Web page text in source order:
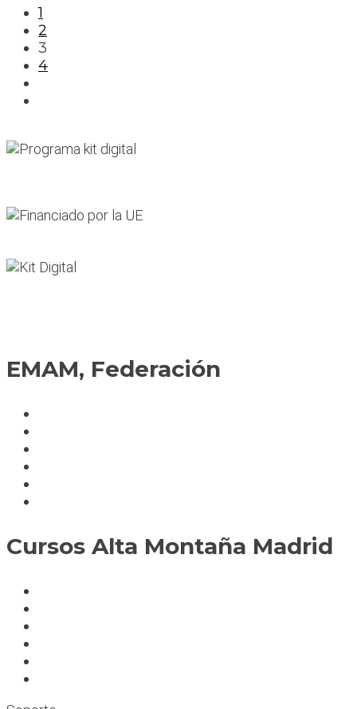
1
2
3
4
EMAM, Federación
Cursos Alta Montaña Madrid